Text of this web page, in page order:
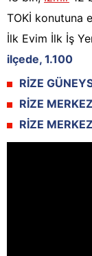
TOKİ konutuna
İlk Evim İlk İş
ilçede, 1.100
RİZE
RİZE
RİZE